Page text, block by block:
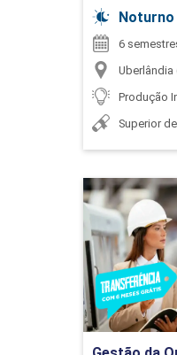
Noturno
6
Uberlândia
Produção
Superior
Ir